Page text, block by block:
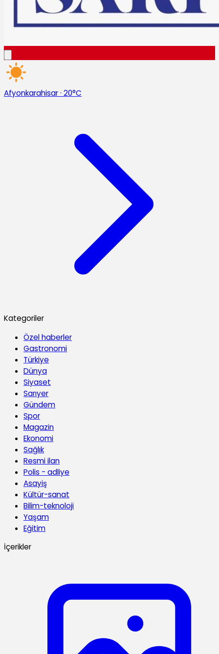
Afyonkarahisar· 20°C
Kategoriler
Özel haberler
Gastronomi
Türkiye
Dünya
Siyaset
Sarıyer
Gündem
Spor
Magazin
Ekonomi
Sağlık
Resmi ilan
Polis - adliye
Asayiş
Kültür-sanat
Bilim-teknoloji
Yaşam
Eğitim
İçerikler